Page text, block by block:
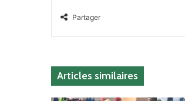
Partager
Articles similaires